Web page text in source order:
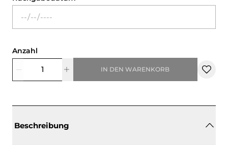
Anzahl
IN DEN WARENKORB
Beschreibung